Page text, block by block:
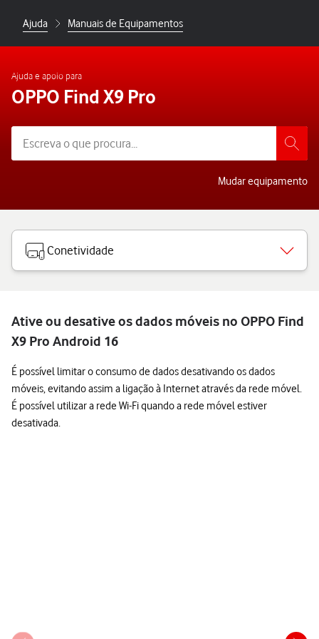
Ajuda Manuais de Equipamentos
Ajuda e apoio para
OPPO Find X9 Pro
Mudar equipamento
Conetividade
Ative ou desative os dados móveis no OPPO Find
X9 Pro Android 16
É possível limitar o consumo de dados desativando os dados
móveis, evitando assim a ligação à Internet através da rede móvel.
É possível utilizar a rede Wi-Fi quando a rede móvel estiver
desativada.